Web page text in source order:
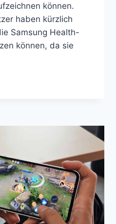
können.
haben kürzlich
Samsung Health-
können, da sie